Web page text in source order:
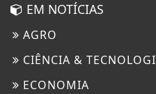
EM NOTÍCIAS
AGRO
CIÊNCIA &
ECONOMIA